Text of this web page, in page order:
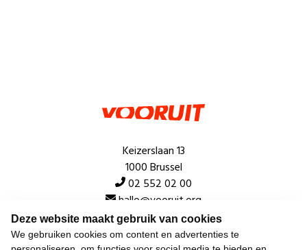
Deze website maakt gebruik van cookies
We gebruiken cookies om content en advertenties te
Keizerslaan 13
1000 Brussel
02 552 02 00
hallo@vooruit.org
Snel